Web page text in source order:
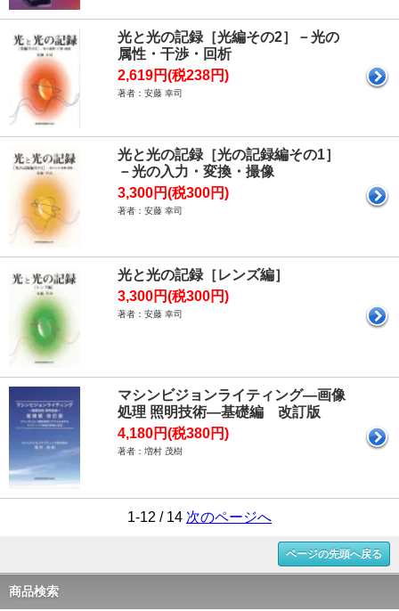
光と光の記録［光編その2］－光の
属性・干渉・回析
2,619円(税238円)
著者：安藤 幸司
光と光の記録［光の記録編その1］
－光の入力・変換・撮像
3,300円(税300円)
著者：安藤 幸司
光と光の記録［レンズ編］
3,300円(税300円)
著者：安藤 幸司
マシンビジョンライティング―画像
処理 照明技術―基礎編 改訂版
4,180円(税380円)
著者：増村 茂樹
1-12 / 14 次のページへ
ページの先頭へ戻る
商品検索